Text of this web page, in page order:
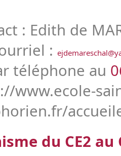
: Edith de
:
téléphone au
www.ecole-
du CE2 au